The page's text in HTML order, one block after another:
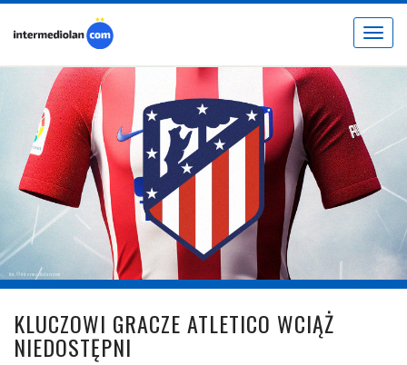
Toggle
fot. © intermediolan.com
KLUCZOWI GRACZE ATLETICO WCIĄŻ
NIEDOSTĘPNI